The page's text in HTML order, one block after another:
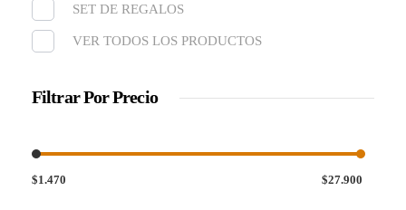
SET DE REGALOS
VER TODOS LOS PRODUCTOS
Filtrar Por Precio
$1.470 $27.900